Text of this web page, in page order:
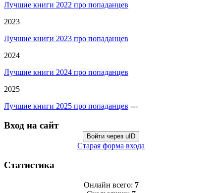
Лучшие книги 2022 про попаданцев
2023
Лучшие книги 2023 про попаданцев
2024
Лучшие книги 2024 про попаданцев
2025
Лучшие книги 2025 про попаданцев ---
Вход на сайт
Войти через uID
Старая форма входа
Статистика
Онлайн всего: 7